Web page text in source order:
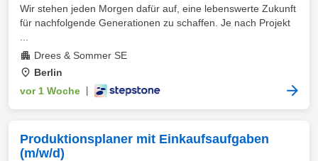
Wir stehen jeden Morgen dafür auf, eine lebenswerte Zukunft
für nachfolgende Generationen zu schaffen. Je nach Projekt
Drees & Sommer SE
Berlin
vor 1 Woche
Produktionsplaner mit Einkaufsaufgaben
(m/w/d)